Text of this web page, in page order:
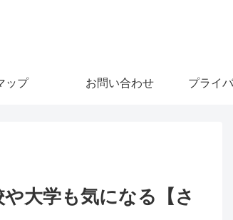
ップ お問い合わせ プライ
大学も気になる【さ